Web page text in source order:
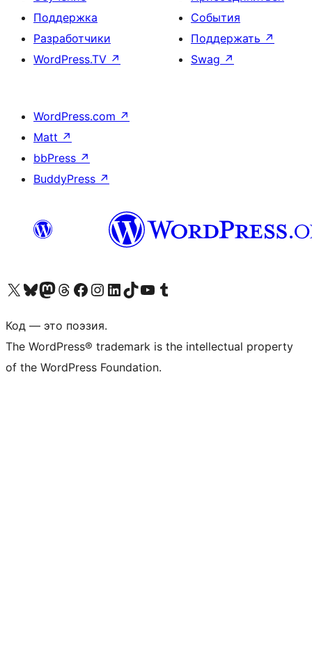
Поддержка
Разработчики
WordPress.TV ↗
События
Поддержать ↗
Swag ↗
WordPress.com ↗
Matt ↗
bbPress ↗
BuddyPress ↗
Посетите нас в X (ранее Twitter)
Посетите нашу учётную запись в Bluesky
Посетите нашу ленту в Mastodon
Посетите нашу учётную запись в Threads
Посетите нашу страницу на Facebook
Посетите наш Instagram
Посетите нашу страницу в LinkedIn
Посетите нашу учётную запись в TikTok
Посетите наш канал YouTube
Посетите нашу учётную запись в Tumblr
Код — это поэзия.
The WordPress® trademark is the intellectual property
of the WordPress Foundation.